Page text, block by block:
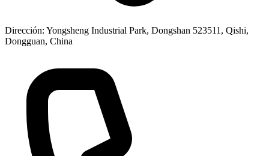
Dirección: Yongsheng Industrial Park, Dongshan 523511, Qishi,
Dongguan, China